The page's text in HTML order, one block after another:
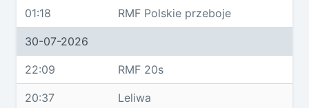
01:18 RMF Polskie przeboje
30-07-2026
22:09 RMF 20s
20:37 Leliwa